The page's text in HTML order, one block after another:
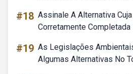
#18 Assinale A Alternativa
Corretamente Completada
#19 As Legislações
Algumas Alternativas No